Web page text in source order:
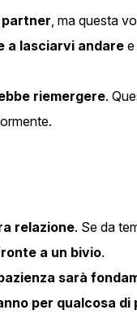
partner, ma questa
a lasciarvi andare
riemergere.
relazione. Se da
a un bivio.
sarà
per qualcosa di